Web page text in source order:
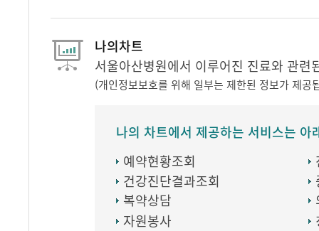
나의차트
서울아산병원에서 이루어진 진료와 관
(개인정보보호를 위해 일부는 제한된 정보가 제공
나의 차트에서 제공하는 서비스는 아
예약현황조회
건강진단결과조회
복약상담
자원봉사